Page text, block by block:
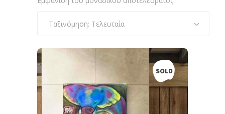
Ταξινόμηση: Τελευταία
SOLD